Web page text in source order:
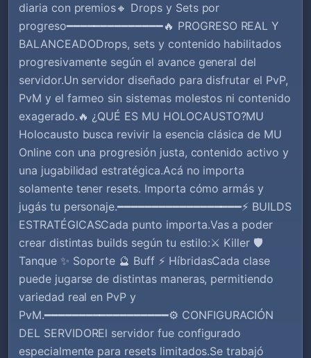
diaria con premios🔸 Drops y Sets por
progreso━━━━━━━━━━━━━━🔥 PROGRESO REAL Y
BALANCEADODrops, sets y contenido habilitados
progresivamente según el avance general del
servidor.Un servidor diseñado para disfrutar el PvP,
PvM y el farmeo sin sistemas molestos ni contenido
exagerado.🔥 ¿QUÉ ES MU HOLOCAUSTO?MU
Holocausto busca revivir la esencia clásica de MU
Online con una progresión justa, contenido activo y
una jugabilidad estratégica.Acá no importa
solamente tener resets. Importa cómo armás y
jugás tu personaje.━━━━━━━━━━━━━━━━━━⚡ BUILDS
ESTRATÉGICASCada punto importa.Vas a poder
crear distintas builds según tu estilo:⚔️ Killer 🛡️
Tanque ✨ Soporte 🔮 Buff ⚡ HíbridasCada clase
puede jugarse de distintas maneras, permitiendo
variedad real en PvP y
PvM.━━━━━━━━━━━━━━━━━━⚙️ CONFIGURACIÓN
DEL SERVIDOREl servidor fue configurado
especialmente para resets limitados.Se trabajó